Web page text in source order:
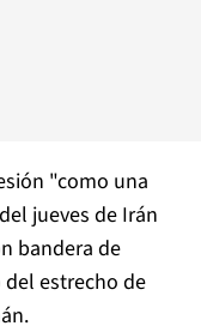
"como una
jueves de Irán
bandera de
estrecho de